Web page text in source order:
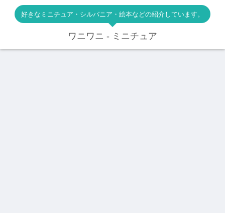
好きなミニチュア・シルバニア・絵本などの紹介しています。
ワニワニ - ミニチュア